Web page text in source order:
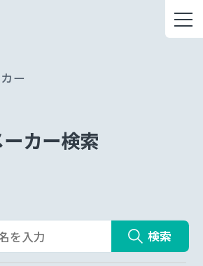
ー
カー検索
検索